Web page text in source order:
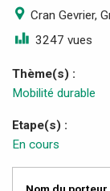
Cran Gevrier,
3247 vues
Thème(s) :
Mobilité durable
Etape(s) :
En cours